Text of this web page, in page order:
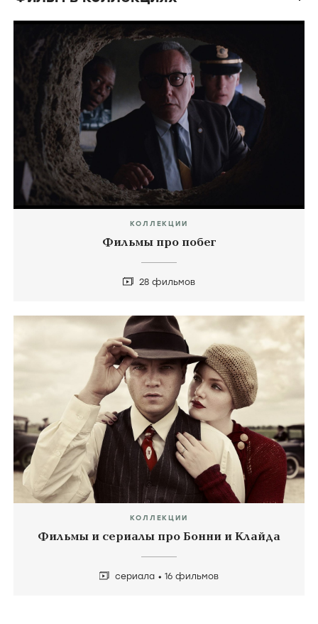
КОЛЛЕКЦИИ
Фильмы про побег
28 фильмов
КОЛЛЕКЦИИ
Фильмы и сериалы про Бонни и Клайда
сериала 16 фильмов